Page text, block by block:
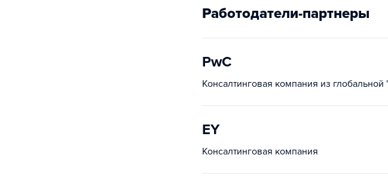
Работодатели-партнеры
PwC
Консалтинговая компания из
EY
Консалтинговая компания